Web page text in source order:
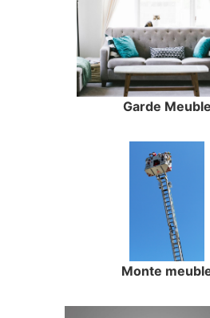
Garde Meuble
Monte